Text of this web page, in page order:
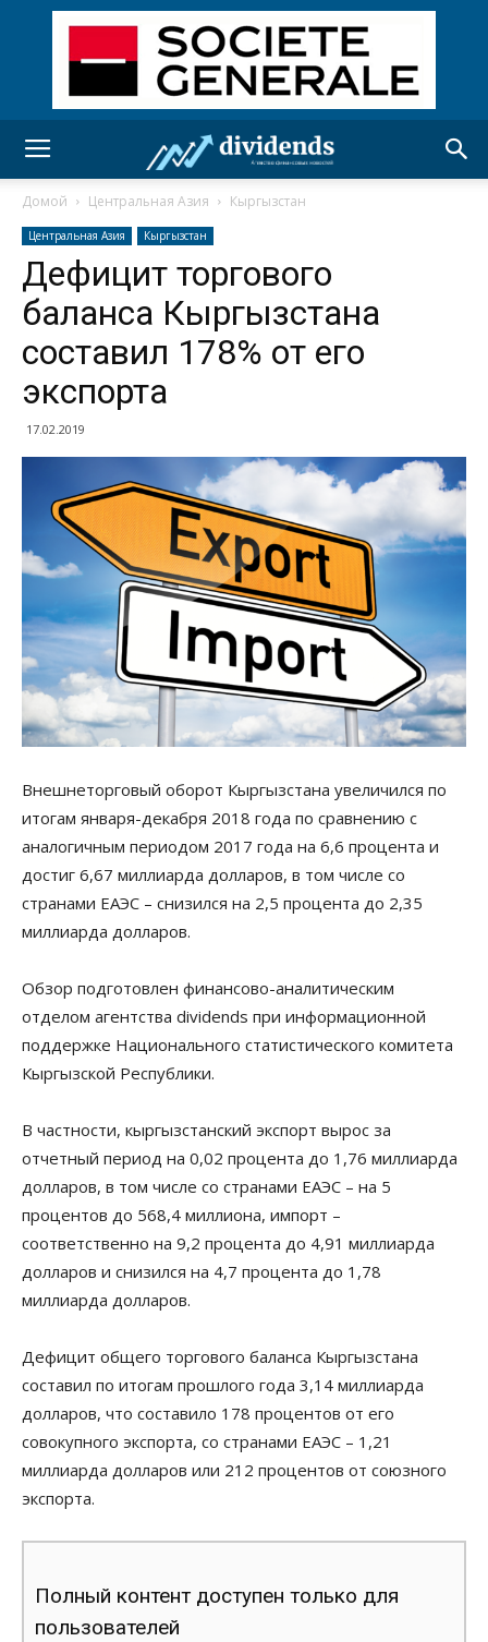
Домой Центральная Азия Кыргызстан
Центральная Азия Кыргызстан
Дефицит торгового
баланса Кыргызстана
составил 178% от его
экспорта
17.02.2019
Внешнеторговый оборот Кыргызстана увеличился по
итогам января-декабря 2018 года по сравнению с
аналогичным периодом 2017 года на 6,6 процента и
достиг 6,67 миллиарда долларов, в том числе со
странами ЕАЭС – снизился на 2,5 процента до 2,35
миллиарда долларов.
Обзор подготовлен финансово-аналитическим
отделом агентства dividends при информационной
поддержке Национального статистического комитета
Кыргызской Республики.
В частности, кыргызстанский экспорт вырос за
отчетный период на 0,02 процента до 1,76 миллиарда
долларов, в том числе со странами ЕАЭС – на 5
процентов до 568,4 миллиона, импорт –
соответственно на 9,2 процента до 4,91 миллиарда
долларов и снизился на 4,7 процента до 1,78
миллиарда долларов.
Дефицит общего торгового баланса Кыргызстана
составил по итогам прошлого года 3,14 миллиарда
долларов, что составило 178 процентов от его
совокупного экспорта, со странами ЕАЭС – 1,21
миллиарда долларов или 212 процентов от союзного
экспорта.
Полный контент доступен только для
пользователей